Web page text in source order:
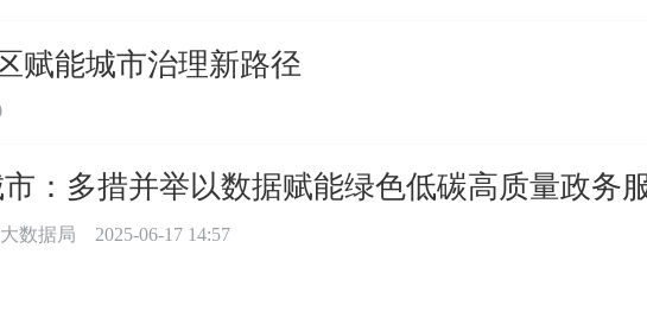
赋能城市治理新路径
：多措并举以数据赋能绿色低碳高质量政务
数据局 2025-06-17 14:57